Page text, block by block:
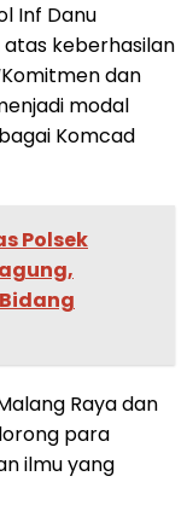
Inf Danu
keberhasilan
dan
modal
Komcad
Polsek
Raya dan
para
ilmu yang